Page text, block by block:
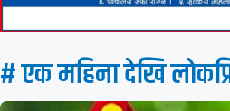
# एक महिना देखि